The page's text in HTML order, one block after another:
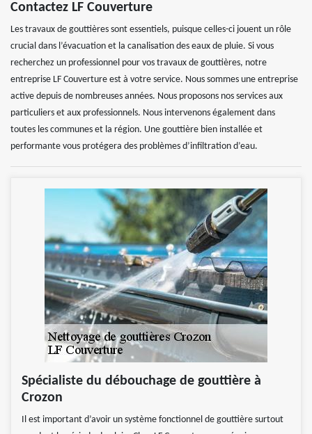
Contactez LF Couverture
Les travaux de gouttières sont essentiels, puisque celles-ci jouent un rôle
crucial dans l’évacuation et la canalisation des eaux de pluie. Si vous
recherchez un professionnel pour vos travaux de gouttières, notre
entreprise LF Couverture est à votre service. Nous sommes une entreprise
active depuis de nombreuses années. Nous proposons nos services aux
particuliers et aux professionnels. Nous intervenons également dans
toutes les communes et la région. Une gouttière bien installée et
performante vous protégera des problèmes d’infiltration d’eau.
Spécialiste du débouchage de gouttière à
Crozon
Il est important d’avoir un système fonctionnel de gouttière surtout